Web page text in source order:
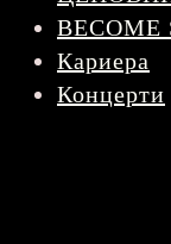
BECOME
Кариера
Концерти